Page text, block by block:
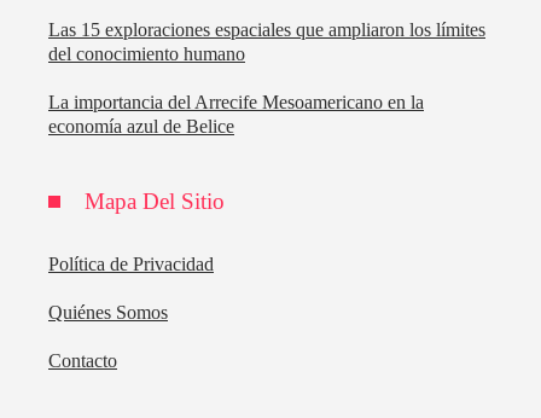
Las 15 exploraciones espaciales que ampliaron los límites
del conocimiento humano
La importancia del Arrecife Mesoamericano en la
economía azul de Belice
Mapa Del Sitio
Política de Privacidad
Quiénes Somos
Contacto